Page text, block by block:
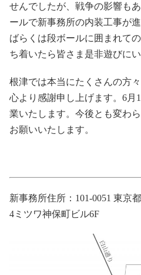
せんでしたが、戦争の影響も
ールで新事務所の内装工事が
ばらくは段ボールに囲まれて
ち着いたら皆さま是非遊びに
根津では本当にたくさんの方
心より感謝申し上げます。6月
業いたします。今後とも変わ
お願いいたします。
新事務所住所：101-0051 東京
4ミツワ神保町ビル6F